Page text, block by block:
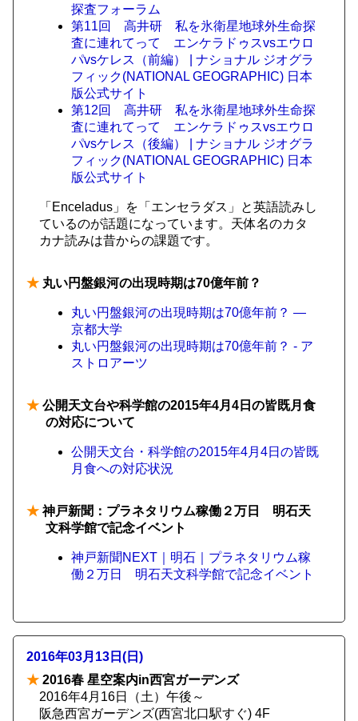
探査フォーラム
第11回 高井研 私を氷衛星地球外生命探
査に連れてって エンケラドゥスvsエウロ
パvsケレス（前編） | ナショナル ジオグラ
フィック(NATIONAL GEOGRAPHIC) 日本
版公式サイト
第12回 高井研 私を氷衛星地球外生命探
査に連れてって エンケラドゥスvsエウロ
パvsケレス（後編） | ナショナル ジオグラ
フィック(NATIONAL GEOGRAPHIC) 日本
版公式サイト
「Enceladus」を「エンセラダス」と英語読みし
ているのが話題になっています。天体名のカタ
カナ読みは昔からの課題です。
★ 丸い円盤銀河の出現時期は70億年前？
丸い円盤銀河の出現時期は70億年前？ —
京都大学
丸い円盤銀河の出現時期は70億年前？ - ア
ストロアーツ
★ 公開天文台や科学館の2015年4月4日の皆既月食
の対応について
公開天文台・科学館の2015年4月4日の皆既
月食への対応状況
★神戸新聞：プラネタリウム稼働２万日 明石天
文科学館で記念イベント
神戸新聞NEXT｜明石｜プラネタリウム稼
働２万日 明石天文科学館で記念イベント
2016年03月13日(日)
★ 2016春 星空案内in西宮ガーデンズ
2016年4月16日（土）午後～
阪急西宮ガーデンズ(西宮北口駅すぐ) 4F